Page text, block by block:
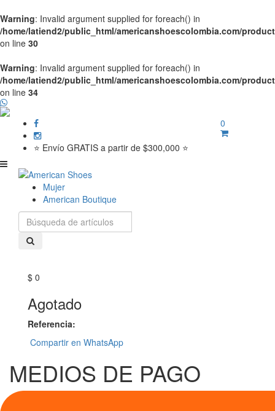
Warning: Invalid argument supplied for foreach() in
/home/latiend2/public_html/americanshoescolombia.com/
on line 30
Warning: Invalid argument supplied for foreach() in
/home/latiend2/public_html/americanshoescolombia.com/
on line 34
⭐ Envío GRATIS a partir de $300,000 ⭐
0
Mujer
American Boutique
$ 0
Agotado
Referencia:
Compartir en WhatsApp
MEDIOS DE PAGO